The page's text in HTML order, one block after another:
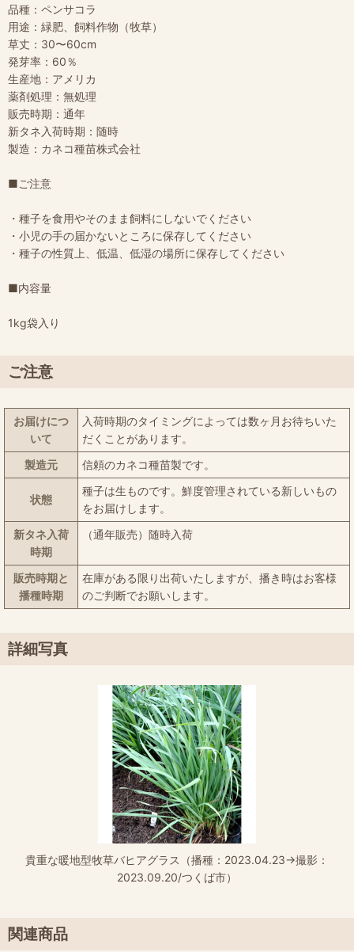
品種：ペンサコラ
用途：緑肥、飼料作物（牧草）
草丈：30〜60cm
発芽率：60％
生産地：アメリカ
薬剤処理：無処理
販売時期：通年
新タネ入荷時期：随時
製造：カネコ種苗株式会社
■ご注意
・種子を食用やそのまま飼料にしないでください
・小児の手の届かないところに保存してください
・種子の性質上、低温、低湿の場所に保存してください
■内容量
1kg袋入り
ご注意
お届けにつ
いて
入荷時期のタイミングによっては数ヶ月お待ちいた
だくことがあります。
製造元
信頼のカネコ種苗製です。
状態
種子は生ものです。鮮度管理されている新しいもの
をお届けします。
新タネ入荷
時期
（通年販売）随時入荷
販売時期と
播種時期
在庫がある限り出荷いたしますが、播き時はお客様
のご判断でお願いします。
詳細写真
貴重な暖地型牧草バヒアグラス（播種：2023.04.23→撮影：
2023.09.20/つくば市）
関連商品